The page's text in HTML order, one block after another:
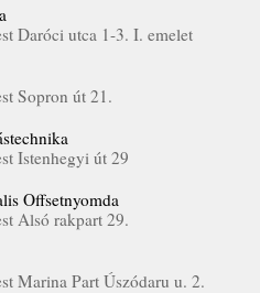
Daróci utca 1-3. I. emelet
Sopron út 21.
Istenhegyi út 29
Offsetnyomda
Alsó rakpart 29.
Marina Part Úszódaru u. 2.